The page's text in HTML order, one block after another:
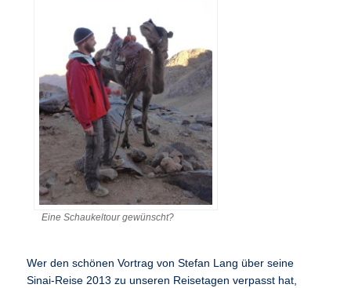
Eine Schaukeltour gewünscht?
Wer den schönen Vortrag von Stefan Lang über seine
Sinai-Reise 2013 zu unseren Reisetagen verpasst hat,